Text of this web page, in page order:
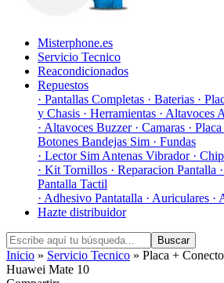
Misterphone.es
Servicio Tecnico
Reacondicionados
Repuestos
· Pantallas Completas · Baterias ·
y Chasis · Herramientas · Altavoces
· Altavoces Buzzer · Camaras ·
Botones Bandejas Sim · Fundas
· Lector Sim Antenas Vibrador ·
· Kit Tornillos · Reparacion Pantalla
Pantalla Tactil
· Adhesivo Pantatalla · Auriculares ·
Hazte distribuidor
Buscar
Inicio » Servicio Tecnico » Placa +
Huawei Mate 10